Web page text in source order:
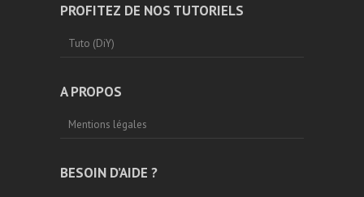
PROFITEZ DE NOS TUTORIELS
Tuto (DiY)
A PROPOS
Mentions légales
BESOIN D’AIDE ?